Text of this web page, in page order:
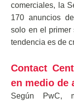
comerciales, la
170 anuncios
solo en el primer
tendencia es de
Contact
en medio de
Según PwC,